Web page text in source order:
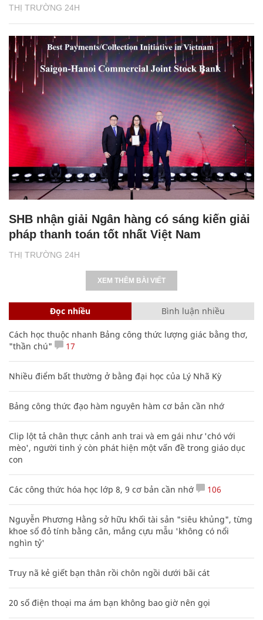
THỊ TRƯỜNG 24H
THỊ TRƯỜNG 24H
SHB nhận giải Ngân hàng có sáng kiến giải
pháp thanh toán tốt nhất Việt Nam
XEM THÊM BÀI VIẾT
Đọc nhiều Bình luận nhiều
Cách học thuộc nhanh Bảng công thức lượng giác bằng thơ,
"thần chú"
17
Nhiều điểm bất thường ở bằng đại học của Lý Nhã Kỳ
Bảng công thức đạo hàm nguyên hàm cơ bản cần nhớ
Clip lột tả chân thực cảnh anh trai và em gái như 'chó với
mèo', người tinh ý còn phát hiện một vấn đề trong giáo dục
con
Các công thức hóa học lớp 8, 9 cơ bản cần nhớ 106
Nguyễn Phương Hằng sở hữu khối tài sản "siêu khủng", từng
khoe sổ đỏ tính bằng cân, mắng cựu mẫu 'không có nổi
nghìn tỷ'
Truy nã kẻ giết bạn thân rồi chôn ngồi dưới bãi cát
20 số điện thoại ma ám bạn không bao giờ nên gọi